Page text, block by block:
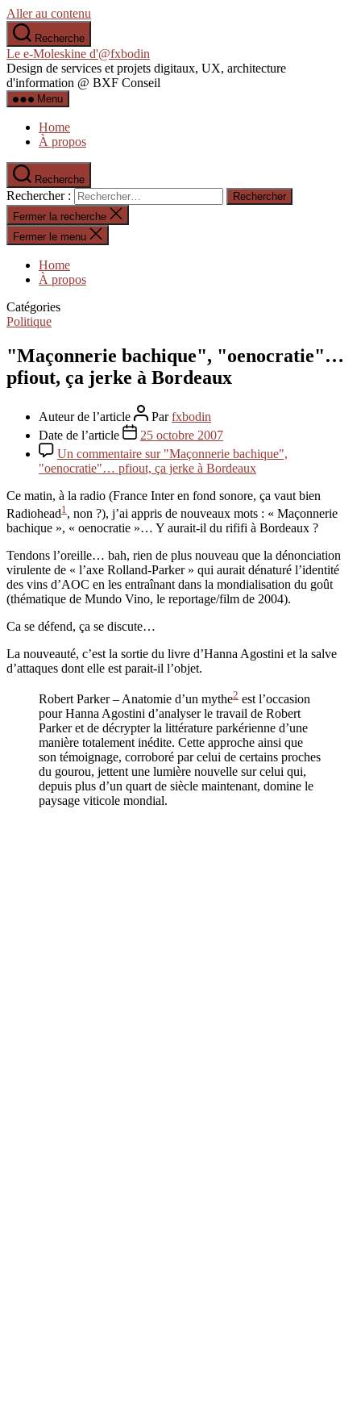
Aller au contenu
Recherche
Le e-Moleskine d'@fxbodin
Design de services et projets digitaux, UX, architecture
d'information @ BXF Conseil
Menu
Home
À propos
Recherche
Rechercher :
Fermer la recherche
Fermer le menu
Home
À propos
Catégories
Politique
"Maçonnerie bachique", "oenocratie"…
pfiout, ça jerke à Bordeaux
Auteur de l’article Parfxbodin
Date de l’article
25 octobre 2007
Un commentaire sur "Maçonnerie bachique",
"oenocratie"… pfiout, ça jerke à Bordeaux
Ce matin, à la radio (France Inter en fond sonore, ça vaut bien
Radiohead1 , non ?), j’ai appris de nouveaux mots : « Maçonnerie
bachique », « oenocratie »… Y aurait-il du rififi à Bordeaux ?
Tendons l’oreille… bah, rien de plus nouveau que la dénonciation
virulente de « l’axe Rolland-Parker » qui aurait dénaturé l’identité
des vins d’AOC en les entraînant dans la mondialisation du goût
(thématique de Mundo Vino, le reportage/film de 2004).
Ca se défend, ça se discute…
La nouveauté, c’est la sortie du livre d’Hanna Agostini et la salve
d’attaques dont elle est parait-il l’objet.
Robert Parker – Anatomie d’un mythe2 est l’occasion
pour Hanna Agostini d’analyser le travail de Robert
Parker et de décrypter la littérature parkérienne d’une
manière totalement inédite. Cette approche ainsi que
son témoignage, corroboré par celui de certains proches
du gourou, jettent une lumière nouvelle sur celui qui,
depuis plus d’un quart de siècle maintenant, domine le
paysage viticole mondial.